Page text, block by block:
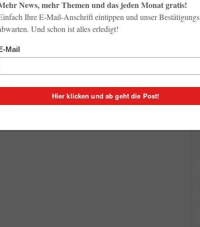
0
News & Insights
Volkswagen: HRG gewinnt Etat
für Geschäftsreisen
Volkswagen-Konzerns ist nach Monate langem
beendet: Der internationale Unternehmensdienstleister